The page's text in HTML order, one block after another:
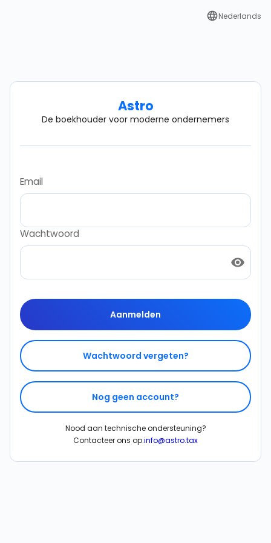
Nederlands
Astro
De boekhouder voor moderne ondernemers
Email
Wachtwoord
Aanmelden
Wachtwoord vergeten?
Nog geen account?
Nood aan technische ondersteuning?
Contacteer ons op:info@astro.tax